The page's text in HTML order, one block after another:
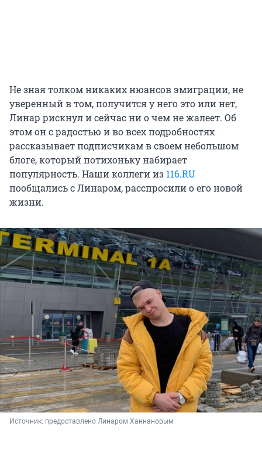
Не зная толком никаких нюансов эмиграции, не
уверенный в том, получится у него это или нет,
Линар рискнул и сейчас ни о чем не жалеет. Об
этом он с радостью и во всех подробностях
рассказывает подписчикам в своем небольшом
блоге, который потихоньку набирает
популярность. Наши коллеги из 116.RU
пообщались с Линаром, расспросили о его новой
жизни.
Источник: предоставлено Линаром Ханнановым